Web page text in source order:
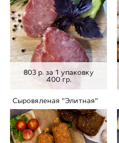
803 р. за 1 упаковку
400 гр.
Сыровяленая "Элитная"